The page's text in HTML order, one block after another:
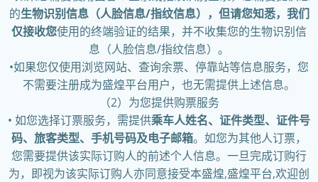
的生物识别信息（人脸信息/指纹信息），但请您知悉，我们
仅接收您使用的终端验证的结果，并不收集您的生物识别信
息（人脸信息/指纹信息）。
•如果您仅使用浏览网站、查询余票、停靠站等信息服务，您
不需要注册成为盛煌平台用户，也无需提供上述信息。
（2）为您提供购票服务
• 如您选择订票服务，需提供乘车人姓名、证件类型、证件号
码、旅客类型、手机号码及电子邮箱。如您为其他人订票，
您需要提供该实际订购人的前述个人信息。一旦完成订购行
为，即视为该实际订购人亦同意接受本盛煌,盛煌平台,欢迎创